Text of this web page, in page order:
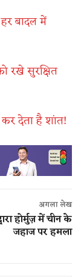
बादल में
रखे सुरक्षित
कर देता है शांत!
अगला लेख
होर्मुज़ में चीन के
जहाज पर हमला